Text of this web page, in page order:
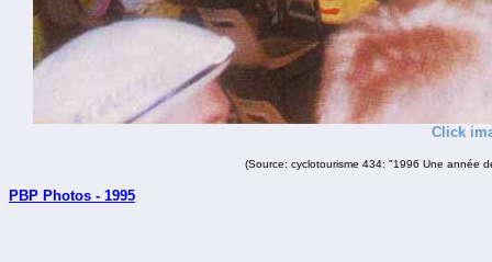
Click
(Source: cyclotourisme 434: "1996 Une année
PBP Photos - 1995